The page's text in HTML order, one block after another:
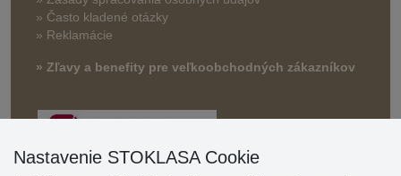
» Často kladené otázky
» Reklamácie
» Zľavy a benefity pre veľkoobchodných zákazníkov
Nastavenie STOKLASA Cookie